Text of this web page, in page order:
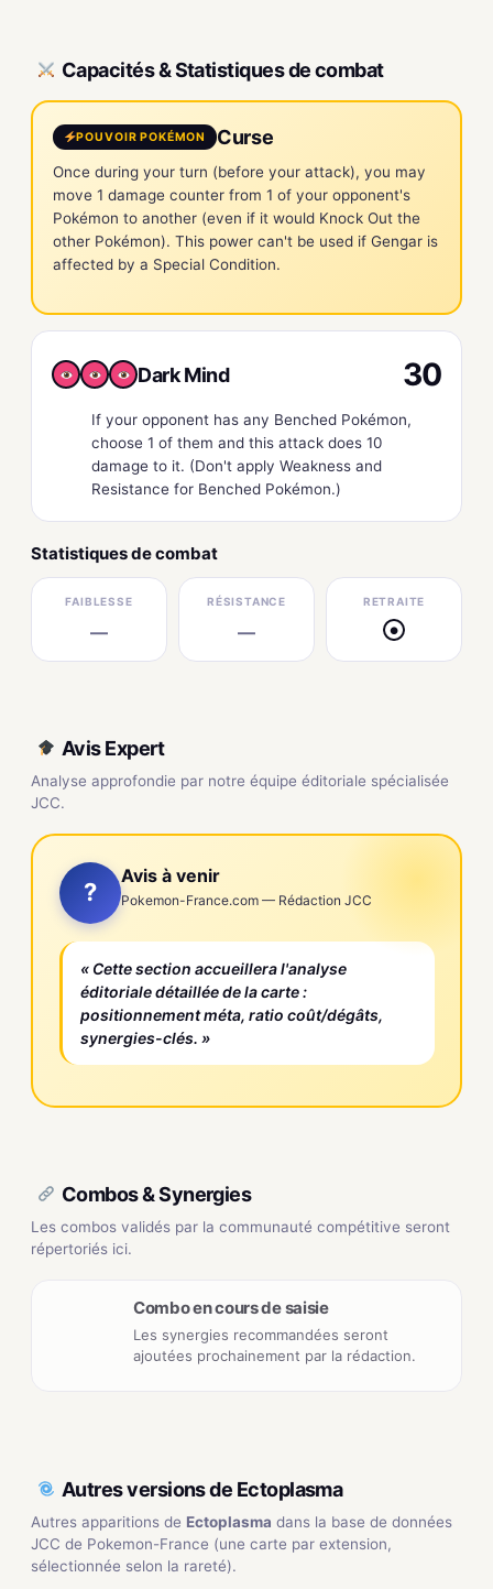
Capacités & Statistiques de combat
POUVOIR POKÉMON Curse
Once during your turn (before your attack), you may
move 1 damage counter from 1 of your opponent's
Pokémon to another (even if it would Knock Out the
other Pokémon). This power can't be used if Gengar is
affected by a Special Condition.
Dark Mind 30
If your opponent has any Benched Pokémon,
choose 1 of them and this attack does 10
damage to it. (Don't apply Weakness and
Resistance for Benched Pokémon.)
Statistiques de combat
FAIBLESSE
—
RÉSISTANCE
—
RETRAITE
●
Avis Expert
Analyse approfondie par notre équipe éditoriale spécialisée
JCC.
?
Avis à venir
Pokemon-France.com — Rédaction JCC
« Cette section accueillera l'analyse
éditoriale détaillée de la carte :
positionnement méta, ratio coût/dégâts,
synergies-clés. »
Combos & Synergies
Les combos validés par la communauté compétitive seront
répertoriés ici.
Combo en cours de saisie
Les synergies recommandées seront
ajoutées prochainement par la rédaction.
Autres versions de Ectoplasma
Autres apparitions de Ectoplasma dans la base de données
JCC de Pokemon-France (une carte par extension,
sélectionnée selon la rareté).